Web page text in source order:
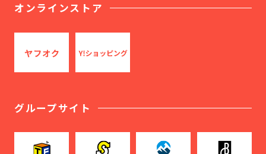
オンラインストア
グループサイト